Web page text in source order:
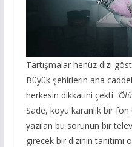
Tartışmalar henüz dizi
Büyük şehirlerin ana
herkesin dikkatini çekti:
Sade, koyu karanlık bir
yazılan bu sorunun bir
girecek bir dizinin tanıtımı